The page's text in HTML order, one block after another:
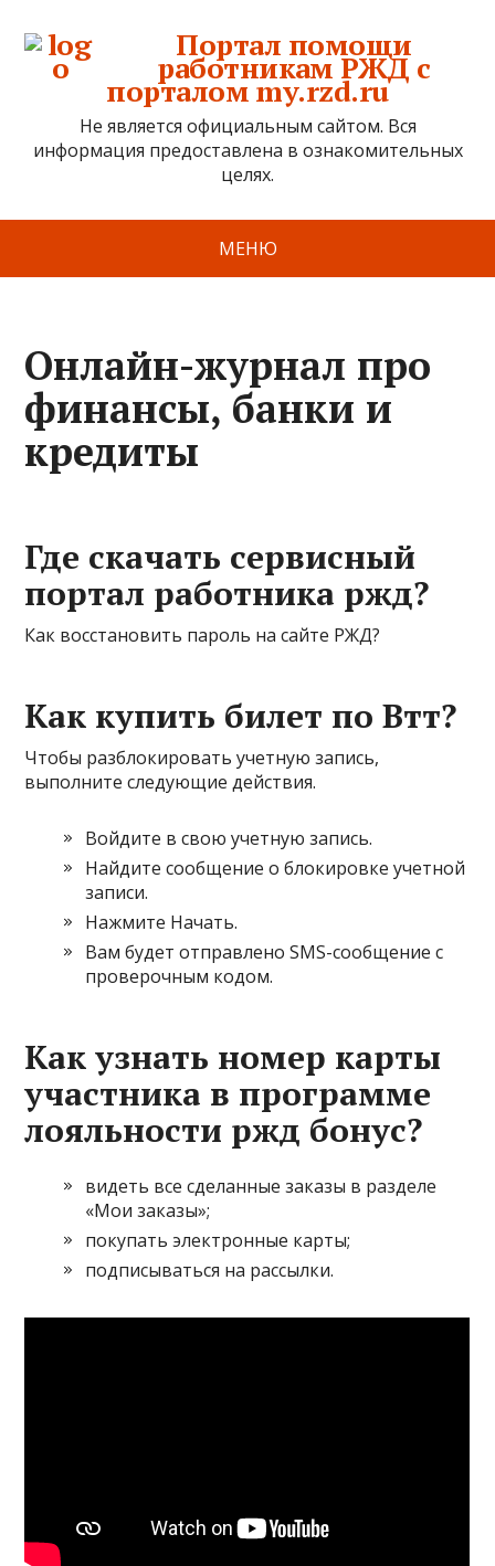
Портал помощи
работникам РЖД с
порталом my.rzd.ru
Не является официальным сайтом. Вся
информация предоставлена в ознакомительных
целях.
МЕНЮ
Онлайн-журнал про
финансы, банки и
кредиты
Где скачать сервисный
портал работника ржд?
Как восстановить пароль на сайте РЖД?
Как купить билет по Втт?
Чтобы разблокировать учетную запись,
выполните следующие действия.
Войдите в свою учетную запись.
Найдите сообщение о блокировке учетной
записи.
Нажмите Начать.
Вам будет отправлено SMS-сообщение с
проверочным кодом.
Как узнать номер карты
участника в программе
лояльности ржд бонус?
видеть все сделанные заказы в разделе
«Мои заказы»;
покупать электронные карты;
подписываться на рассылки.